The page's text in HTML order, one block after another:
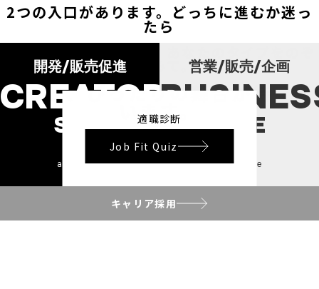
2つの入口があります。どっちに進むか迷っ
たら――
いてみて。
きっと、ぴったりの舞台が待って
います。
開発/販売促進
CREATOR
SIDE
and more
営業/販売/企画
SIDE
and more
適職診断
Job Fit Quiz
キャリア採用